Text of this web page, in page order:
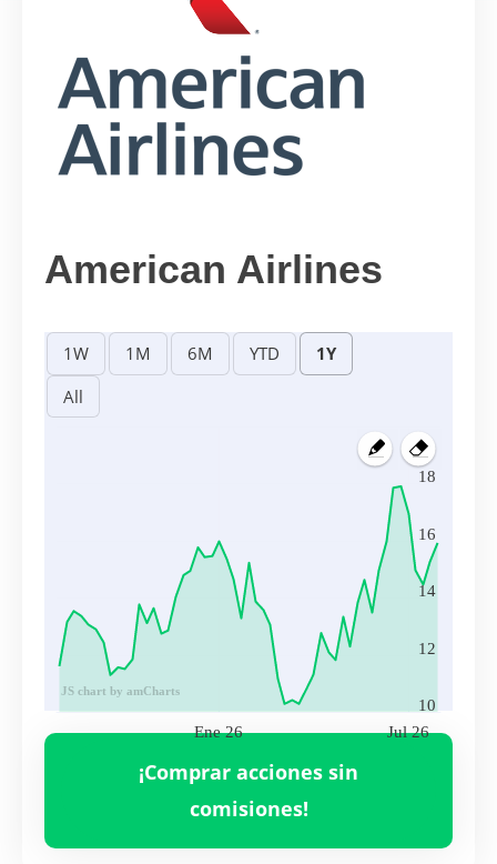
American Airlines
Ene 26 Jul 26
10
12
14
16
18
JS chart by amCharts
256,420,800.00
¡Comprar acciones sin
comisiones!